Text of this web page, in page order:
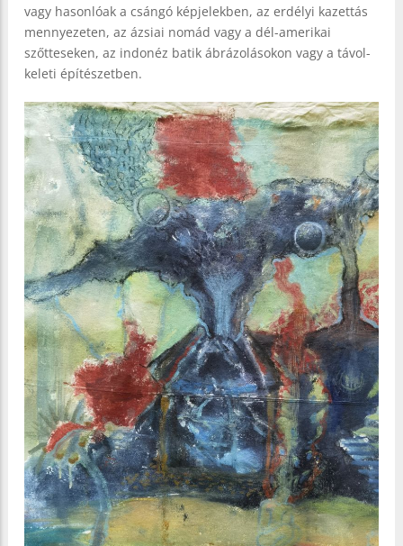
vagy hasonlóak a csángó képjelekben, az erdélyi kazettás
mennyezeten, az ázsiai nomád vagy a dél-amerikai
szőtteseken, az indonéz batik ábrázolásokon vagy a távol-
keleti építészetben.